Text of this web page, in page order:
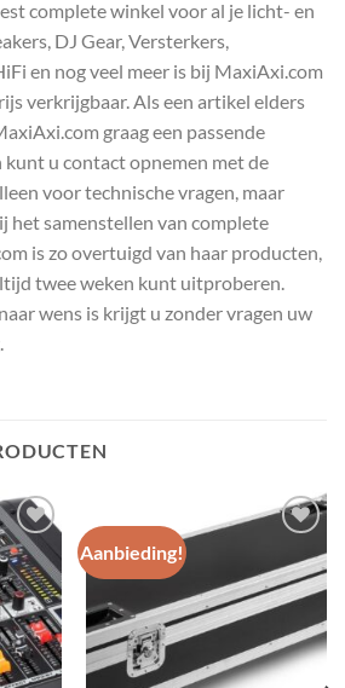
complete winkel voor al je licht- en
DJ Gear, Versterkers,
en nog veel meer is bij MaxiAxi.com
verkrijgbaar. Als een artikel elders
graag een passende
kunt u contact opnemen met de
voor technische vragen, maar
het samenstellen van complete
is zo overtuigd van haar producten,
twee weken kunt uitproberen.
wens is krijgt u zonder vragen uw
aan
Aanbieding!
Toevoegen
aan
wenslijst